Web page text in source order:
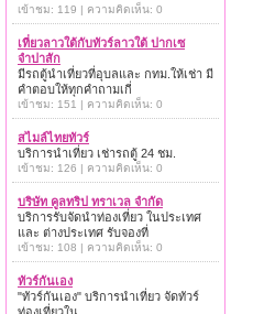
เข้าชม: 119 | ความคิดเห็น: 0
เที่ยวลาวใต้กับทัวร์ลาวใต้ ปากเซ
จำปาสัก
มีรถตู้นำเที่ยวที่อุบลและ กทม.ให้เช่า มี
คำตอบให้ทุกคำถามเกี่
เข้าชม: 151 | ความคิดเห็น: 0
สไมล์ไทยทัวร์
บริการนำเที่ยว เช่ารถตู้ 24 ชม.
เข้าชม: 126 | ความคิดเห็น: 0
บริษัท คูลทริป ทราเวล จำกัด
บริการรับจัดนำท่องเที่ยว ในประเทศ
และ ต่างประเทศ รับจองที่
เข้าชม: 108 | ความคิดเห็น: 0
ทัวร์กันเอง
"ทัวร์กันเอง" บริการนำเที่ยว จัดทัวร์